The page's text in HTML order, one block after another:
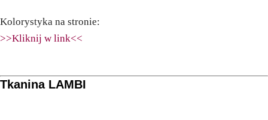
Kolorystyka na stronie:
>>Kliknij w link<<
Tkanina LAMBI